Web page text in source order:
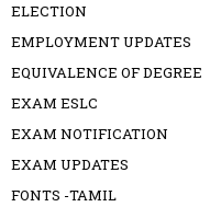
ELECTION
EMPLOYMENT UPDATES
EQUIVALENCE OF DEGREE
EXAM ESLC
EXAM NOTIFICATION
EXAM UPDATES
FONTS -TAMIL